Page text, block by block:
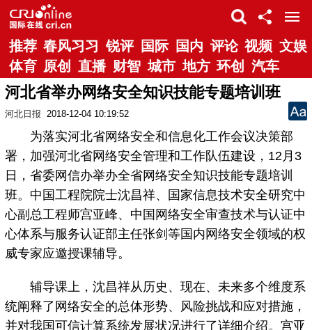
推荐 春风习习 锐评 国际 国内 评论 视频 文娱
体育 原创 直播 财智 城市 地方 环创 汽车
河北省举办网络安全知识技能专题培训班
河北日报 2018-12-04 10:19:52
为落实河北省网络安全和信息化工作会议决策部
署，加强河北省网络安全管理和工作队伍建设，12月3
日，省委网信办举办全省网络安全知识技能专题培训
班。中国工程院院士沈昌祥、国家信息技术安全研究中
心副总工程师宫亚峰、中国网络安全审查技术与认证中
心体系与服务认证部主任张剑等国内网络安全领域的权
威专家应邀授课辅导。
辅导课上，沈昌祥从历史、现在、未来多个维度系
统阐释了网络安全的总体形势、风险挑战和应对措施，
并对我国可信计算系统发展状况进行了详细介绍。宫亚